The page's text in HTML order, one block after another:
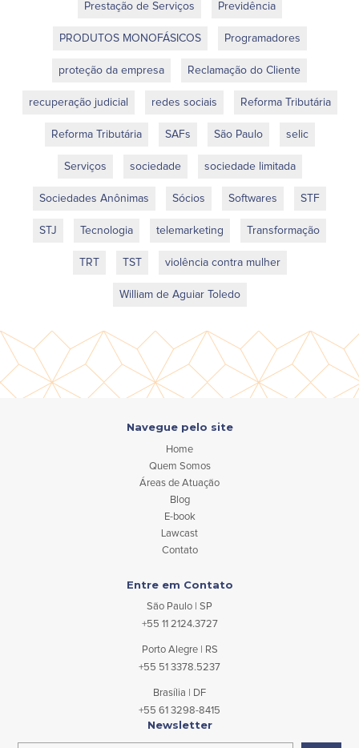
Prestação de Serviços Previdência
PRODUTOS MONOFÁSICOS Programadores
proteção da empresa Reclamação do Cliente
recuperação judicial redes sociais Reforma Tributária
Reforma Tributária SAFs São Paulo selic
Serviços sociedade sociedade limitada
Sociedades Anônimas Sócios Softwares STF
STJ Tecnologia telemarketing Transformação
TRT TST violência contra mulher
William de Aguiar Toledo
Navegue pelo site
Home
Quem Somos
Áreas de Atuação
Blog
E-book
Lawcast
Contato
Entre em Contato
São Paulo | SP
+55 11 2124.3727
Porto Alegre | RS
+55 51 3378.5237
Brasília | DF
+55 61 3298-8415
Newsletter